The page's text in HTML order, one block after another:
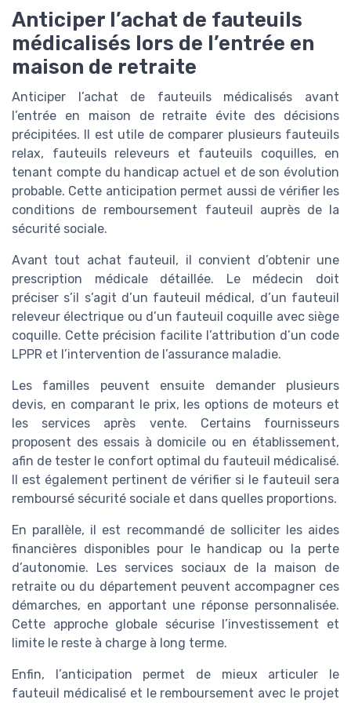
Anticiper l’achat de fauteuils
médicalisés lors de l’entrée en
maison de retraite
Anticiper l’achat de fauteuils médicalisés avant
l’entrée en maison de retraite évite des décisions
précipitées. Il est utile de comparer plusieurs fauteuils
relax, fauteuils releveurs et fauteuils coquilles, en
tenant compte du handicap actuel et de son évolution
probable. Cette anticipation permet aussi de vérifier les
conditions de remboursement fauteuil auprès de la
sécurité sociale.
Avant tout achat fauteuil, il convient d’obtenir une
prescription médicale détaillée. Le médecin doit
préciser s’il s’agit d’un fauteuil médical, d’un fauteuil
releveur électrique ou d’un fauteuil coquille avec siège
coquille. Cette précision facilite l’attribution d’un code
LPPR et l’intervention de l’assurance maladie.
Les familles peuvent ensuite demander plusieurs
devis, en comparant le prix, les options de moteurs et
les services après vente. Certains fournisseurs
proposent des essais à domicile ou en établissement,
afin de tester le confort optimal du fauteuil médicalisé.
Il est également pertinent de vérifier si le fauteuil sera
remboursé sécurité sociale et dans quelles proportions.
En parallèle, il est recommandé de solliciter les aides
financières disponibles pour le handicap ou la perte
d’autonomie. Les services sociaux de la maison de
retraite ou du département peuvent accompagner ces
démarches, en apportant une réponse personnalisée.
Cette approche globale sécurise l’investissement et
limite le reste à charge à long terme.
Enfin, l’anticipation permet de mieux articuler le
fauteuil médicalisé et le remboursement avec le projet